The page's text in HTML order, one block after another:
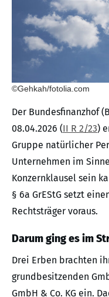
©Gehkah/fotolia.com
Der Bundesfinanzhof
08.04.2026 (II R 2/23)
Gruppe natürlicher
Unternehmen im
Konzernklausel sein
§ 6a GrEStG setzt
Rechtsträger voraus.
Darum ging es im
Drei Erben brachten
grundbesitzenden
GmbH & Co. KG ein.